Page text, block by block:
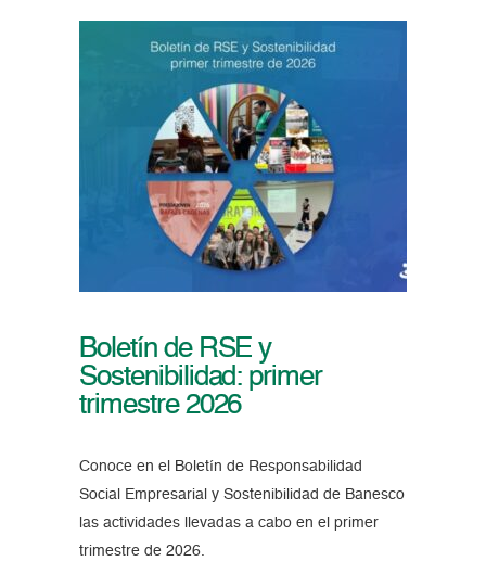
Boletín de RSE y
Sostenibilidad: primer
trimestre 2026
Conoce en el Boletín de Responsabilidad
Social Empresarial y Sostenibilidad de Banesco
las actividades llevadas a cabo en el primer
trimestre de 2026.